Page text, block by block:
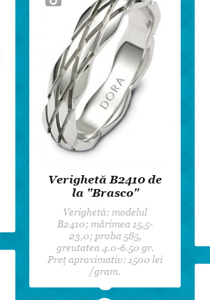
Verighetă B2410 de
la "Brasco"
Verighetă: modelul
B2410; mărimea 15,5-
23,0; proba 585,
greutatea 4.0-6.50 gr.
Preț aproximativ: 1500 lei
/gram.